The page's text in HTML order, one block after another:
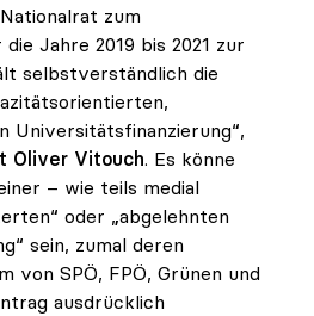
zum
Jahre 2019 bis 2021 zur
selbstverständlich die
Universitätsfinanzierung“,
Oliver Vitouch. Es könne
– wie teils medial
oder „abgelehnten
sein, zumal deren
von SPÖ, FPÖ, Grünen und
ausdrücklich